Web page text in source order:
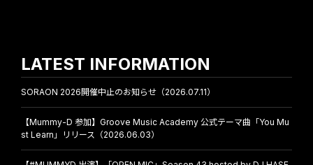
LATEST INFORMATION
SORAON 2026開催中止のお知らせ（2026.07.11）
【Mummy-D 参加】Groove Music Academy 公式テーマ曲「You Mu
st Learn」リリース（2026.06.03）